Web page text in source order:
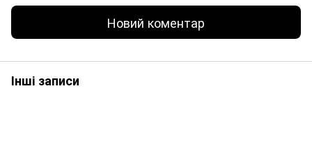
Новий коментар
Інші записи